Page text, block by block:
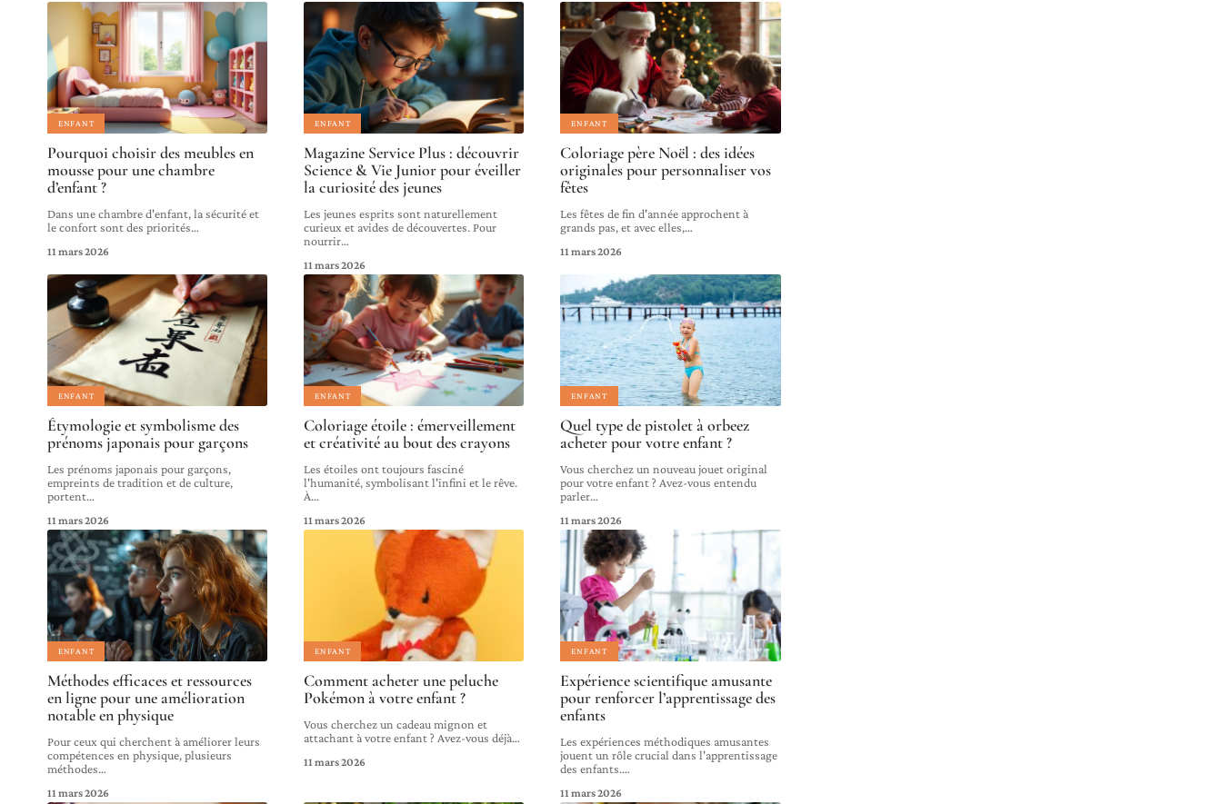
ENFANT
Pourquoi choisir des meubles en
mousse pour une chambre
d’enfant ?
Dans une chambre d'enfant, la sécurité et
le confort sont des priorités…
11 mars 2026
ENFANT
Magazine Service Plus : découvrir
Science & Vie Junior pour éveiller
la curiosité des jeunes
Les jeunes esprits sont naturellement
curieux et avides de découvertes. Pour
nourrir…
11 mars 2026
ENFANT
Coloriage père Noël : des idées
originales pour personnaliser vos
fêtes
Les fêtes de fin d'année approchent à
grands pas, et avec elles,…
11 mars 2026
ENFANT
Étymologie et symbolisme des
prénoms japonais pour garçons
Les prénoms japonais pour garçons,
empreints de tradition et de culture,
portent…
11 mars 2026
ENFANT
Coloriage étoile : émerveillement
et créativité au bout des crayons
Les étoiles ont toujours fasciné
l'humanité, symbolisant l'infini et le rêve.
À…
11 mars 2026
ENFANT
Quel type de pistolet à orbeez
acheter pour votre enfant ?
Vous cherchez un nouveau jouet original
pour votre enfant ? Avez-vous entendu
parler…
11 mars 2026
ENFANT
Méthodes efficaces et ressources
en ligne pour une amélioration
notable en physique
Pour ceux qui cherchent à améliorer leurs
compétences en physique, plusieurs
méthodes…
11 mars 2026
ENFANT
Comment acheter une peluche
Pokémon à votre enfant ?
Vous cherchez un cadeau mignon et
attachant à votre enfant ? Avez-vous déjà…
11 mars 2026
ENFANT
Expérience scientifique amusante
pour renforcer l’apprentissage des
enfants
Les expériences méthodiques amusantes
jouent un rôle crucial dans l'apprentissage
des enfants.…
11 mars 2026